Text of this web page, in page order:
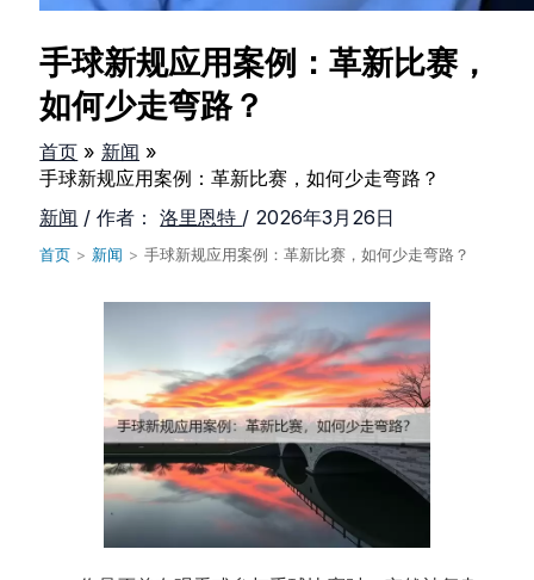
手球新规应用案例：革新比赛，
如何少走弯路？
首页
新闻
手球新规应用案例：革新比赛，如何少走弯路？
新闻 / 作者： 洛里恩特 / 2026年3月26日
首页 > 新闻 > 手球新规应用案例：革新比赛，如何少走弯路？